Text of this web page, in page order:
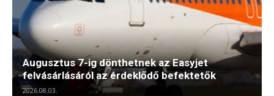
Augusztus 7-ig dönthetnek az Easyjet
felvásárlásáról az érdeklődő befektetők
2026.08.03.